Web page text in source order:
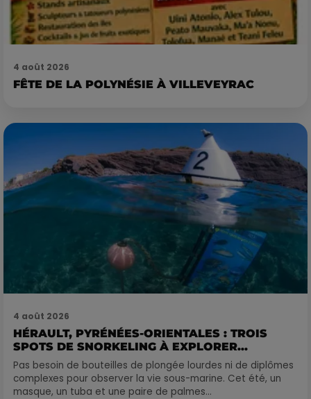
4 août 2026
FÊTE DE LA POLYNÉSIE À VILLEVEYRAC
4 août 2026
HÉRAULT, PYRÉNÉES-ORIENTALES : TROIS
SPOTS DE SNORKELING À EXPLORER...
Pas besoin de bouteilles de plongée lourdes ni de diplômes
complexes pour observer la vie sous-marine. Cet été, un
masque, un tuba et une paire de palmes...